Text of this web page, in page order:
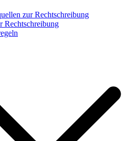
zur Rechtschreibung
Rechtschreibung